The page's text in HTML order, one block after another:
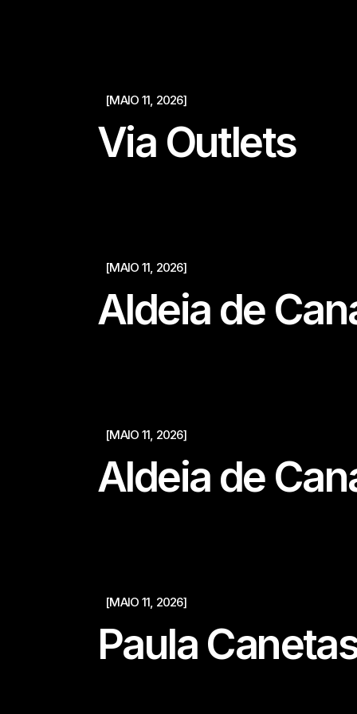
[MAIO 11, 2026]
Via Outlets
[MAIO 11, 2026]
Aldeia de
[MAIO 11, 2026]
Aldeia de
[MAIO 11, 2026]
Paula